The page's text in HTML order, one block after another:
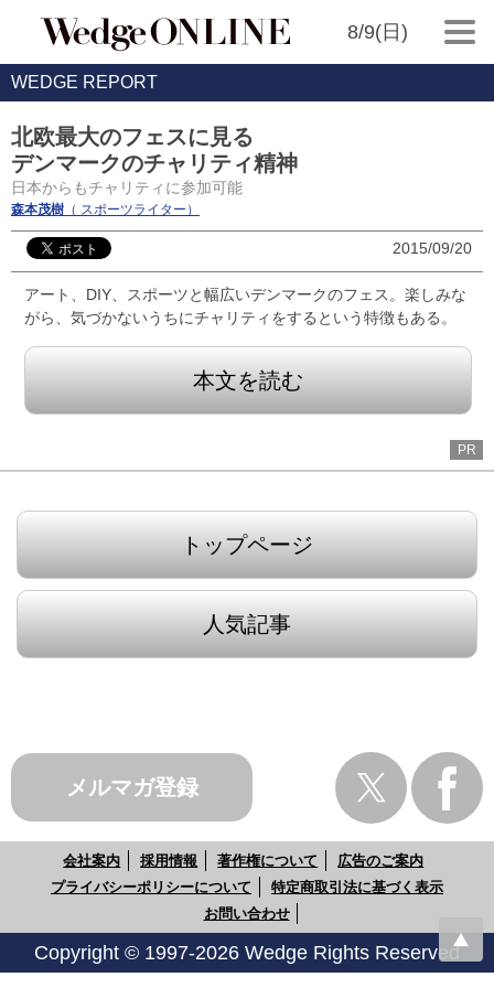
8/9(日)
WEDGE REPORT
北欧最大のフェスに見る
デンマークのチャリティ精神
日本からもチャリティに参加可能
森本茂樹 （ スポーツライター）
2015/09/20
アート、DIY、スポーツと幅広いデンマークのフェス。楽しみな
がら、気づかないうちにチャリティをするという特徴もある。
本文を読む
PR
トップページ
人気記事
メルマガ登録
会社案内 採用情報 著作権について
広告のご案内
プライバシーポリシーについて
特定商取引法に基づく表示
お問い合わせ
Copyright © 1997-2026 Wedge Rights Reserved